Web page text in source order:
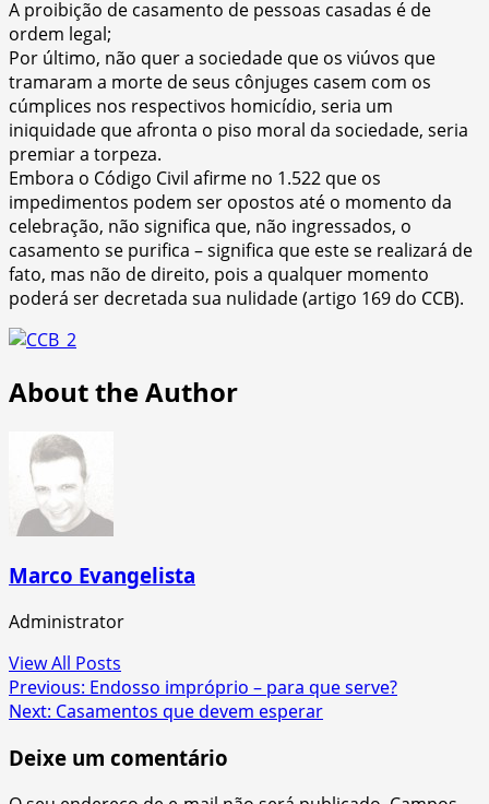
A proibição de casamento de pessoas casadas é de
ordem legal;
Por último, não quer a sociedade que os viúvos que
tramaram a morte de seus cônjuges casem com os
cúmplices nos respectivos homicídio, seria um
iniquidade que afronta o piso moral da sociedade, seria
premiar a torpeza.
Embora o Código Civil afirme no 1.522 que os
impedimentos podem ser opostos até o momento da
celebração, não significa que, não ingressados, o
casamento se purifica – significa que este se realizará de
fato, mas não de direito, pois a qualquer momento
poderá ser decretada sua nulidade (artigo 169 do CCB).
About the Author
Marco Evangelista
Administrator
View All Posts
Post
navigation
Previous: Endosso impróprio – para que serve?
Next: Casamentos que devem esperar
Deixe um comentário